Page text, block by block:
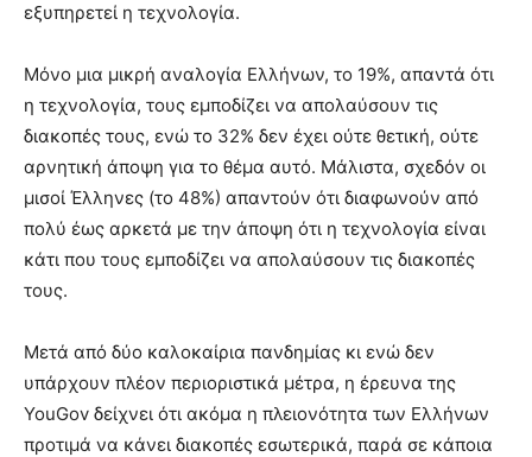
εξυπηρετεί η τεχνολογία.
Μόνο μια μικρή αναλογία Ελλήνων, το 19%, απαντά ότι
η τεχνολογία, τους εμποδίζει να απολαύσουν τις
διακοπές τους, ενώ το 32% δεν έχει ούτε θετική, ούτε
αρνητική άποψη για το θέμα αυτό. Μάλιστα, σχεδόν οι
μισοί Έλληνες (το 48%) απαντούν ότι διαφωνούν από
πολύ έως αρκετά με την άποψη ότι η τεχνολογία είναι
κάτι που τους εμποδίζει να απολαύσουν τις διακοπές
τους.
Μετά από δύο καλοκαίρια πανδημίας κι ενώ δεν
υπάρχουν πλέον περιοριστικά μέτρα, η έρευνα της
YouGov δείχνει ότι ακόμα η πλειονότητα των Ελλήνων
προτιμά να κάνει διακοπές εσωτερικά, παρά σε κάποια